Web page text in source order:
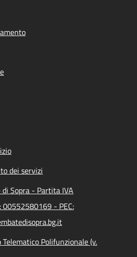
dei servizi
Sopra - Partita IVA
- PEC:
Polifunzionale (v.